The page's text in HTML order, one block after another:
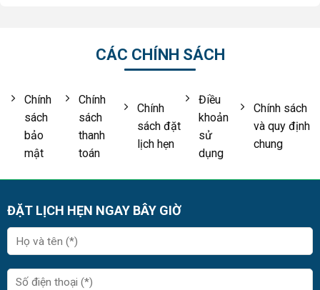
CÁC CHÍNH SÁCH
Chính
sách
bảo
mật
Chính
sách
thanh
toán
Chính
sách đặt
lịch hẹn
Điều
khoản
sử
dụng
Chính sách
và quy định
chung
ĐẶT LỊCH HẸN NGAY BÂY GIỜ